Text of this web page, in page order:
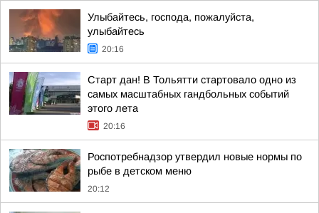
Улыбайтесь, господа, пожалуйста,
улыбайтесь
20:16
Старт дан! В Тольятти стартовало одно из
самых масштабных гандбольных событий
этого лета
20:16
Роспотребнадзор утвердил новые нормы по
рыбе в детском меню
20:12